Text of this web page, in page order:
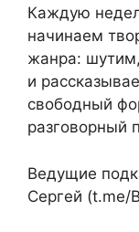
Каждую
начинаем
жанра:
и
свободный
разговорный
Ведущие
Сергей (t.me/